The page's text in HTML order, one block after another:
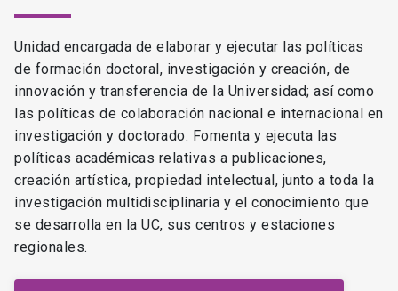
Unidad encargada de elaborar y ejecutar las políticas
de formación doctoral, investigación y creación, de
innovación y transferencia de la Universidad; así como
las políticas de colaboración nacional e internacional en
investigación y doctorado. Fomenta y ejecuta las
políticas académicas relativas a publicaciones,
creación artística, propiedad intelectual, junto a toda la
investigación multidisciplinaria y el conocimiento que
se desarrolla en la UC, sus centros y estaciones
regionales.